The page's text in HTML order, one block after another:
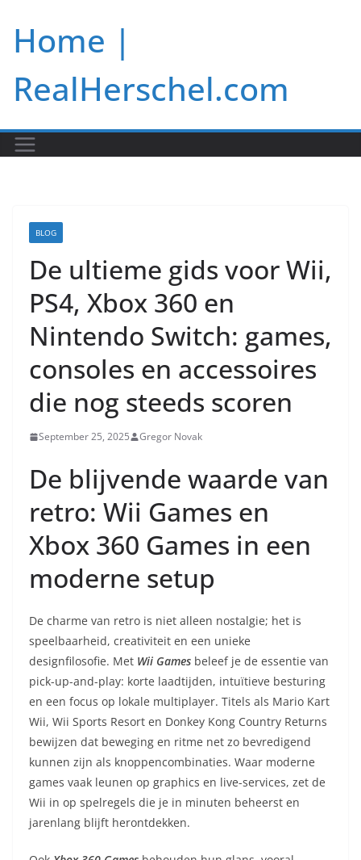
content
Home |
RealHerschel.com
BLOG
De ultieme gids voor Wii,
PS4, Xbox 360 en
Nintendo Switch: games,
consoles en accessoires
die nog steeds scoren
September 25, 2025 Gregor Novak
De blijvende waarde van
retro: Wii Games en
Xbox 360 Games in een
moderne setup
De charme van retro is niet alleen nostalgie; het is
speelbaarheid, creativiteit en een unieke
designfilosofie. Met Wii Games beleef je de essentie van
pick-up-and-play: korte laadtijden, intuïtieve besturing
en een focus op lokale multiplayer. Titels als Mario Kart
Wii, Wii Sports Resort en Donkey Kong Country Returns
bewijzen dat beweging en ritme net zo bevredigend
kunnen zijn als knoppencombinaties. Waar moderne
games vaak leunen op graphics en live-services, zet de
Wii in op spelregels die je in minuten beheerst en
jarenlang blijft herontdekken.